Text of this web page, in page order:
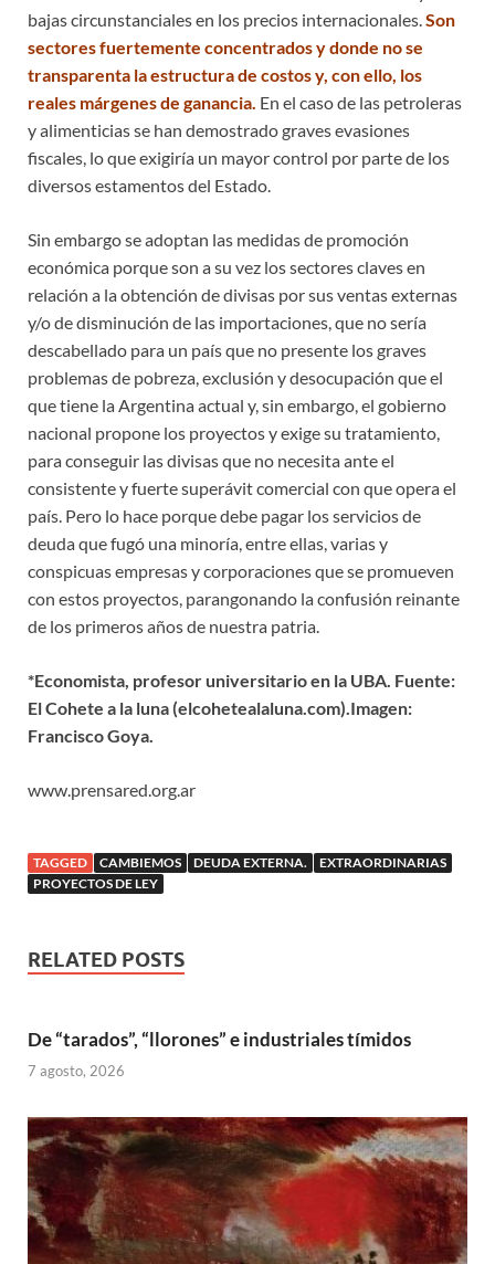
bajas circunstanciales en los precios internacionales.Son
sectores fuertemente concentrados y donde no se
transparenta la estructura de costos y, con ello, los
reales márgenes de ganancia. En el caso de las petroleras
y alimenticias se han demostrado graves evasiones
fiscales, lo que exigiría un mayor control por parte de los
diversos estamentos del Estado.
Sin embargo se adoptan las medidas de promoción
económica porque son a su vez los sectores claves en
relación a la obtención de divisas por sus ventas externas
y/o de disminución de las importaciones, que no sería
descabellado para un país que no presente los graves
problemas de pobreza, exclusión y desocupación que el
que tiene la Argentina actual y, sin embargo, el gobierno
nacional propone los proyectos y exige su tratamiento,
para conseguir las divisas que no necesita ante el
consistente y fuerte superávit comercial con que opera el
país. Pero lo hace porque debe pagar los servicios de
deuda que fugó una minoría, entre ellas, varias y
conspicuas empresas y corporaciones que se promueven
con estos proyectos, parangonando la confusión reinante
de los primeros años de nuestra patria.
*Economista, profesor universitario en la UBA. Fuente:
El Cohete a la luna (elcohetealaluna.com).Imagen:
Francisco Goya.
www.prensared.org.ar
TAGGED CAMBIEMOS DEUDA EXTERNA.
EXTRAORDINARIAS
PROYECTOS DE LEY
RELATED POSTS
De “tarados”, “llorones” e industriales tímidos
7 agosto, 2026